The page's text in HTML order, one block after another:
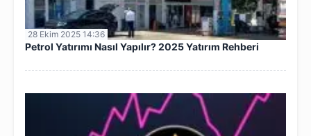
28 Ekim 2025 14:36
Petrol Yatırımı Nasıl Yapılır? 2025 Yatırım Rehberi